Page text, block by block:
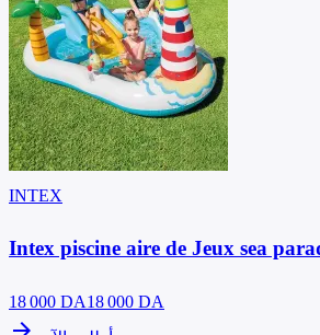
INTEX
Intex piscine aire de Jeux sea
18 000 DA18 000 DA